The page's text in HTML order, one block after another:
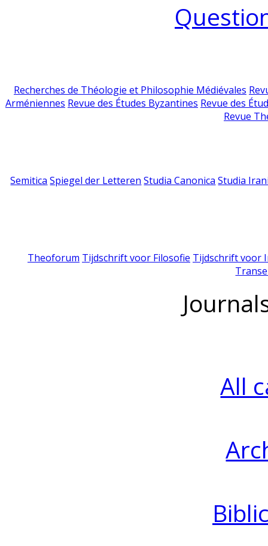
Recherches de Théologie et Philosophie Médiévales
Arméniennes Revue des Études Byzantines Revue des
Revue
Semitica Spiegel der Letteren Studia Canonica Studia
Theoforum Tijdschrift voor Filosofie Tijdschrift voor
All